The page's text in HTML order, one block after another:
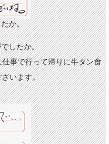
か。
したか。
事で行って帰りに牛タン食
います。